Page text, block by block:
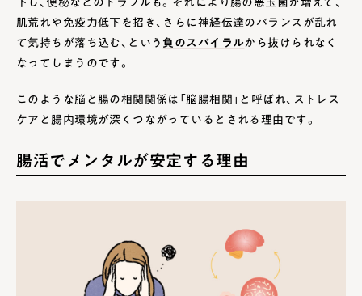
肌荒れや免疫力低下を招き、さらに神経伝達のバランスが乱れ
て気持ちが落ち込む、という 負のスパイラルから抜けられなく
なってしまうのです。
このような脳と腸の相関関係は「脳腸相関」と呼ばれ、ストレス
ケアと腸内環境が深くつながっているとされる理由です。
腸活でメンタルが安定する理由